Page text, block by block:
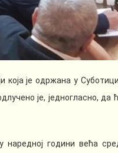
је одржана у
је, једногласно, да
години већа